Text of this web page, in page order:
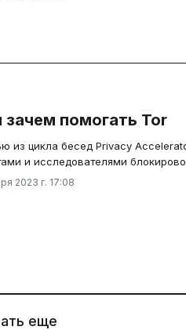
зачем помогать Tor
из цикла бесед Privacy
и исследователями
2023 г. 17:08
еще